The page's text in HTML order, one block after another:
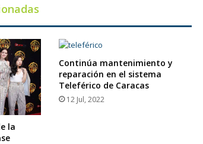
la
Continúa mantenimiento y
reparación en el sistema
Teleférico de Caracas
12 Jul, 2022